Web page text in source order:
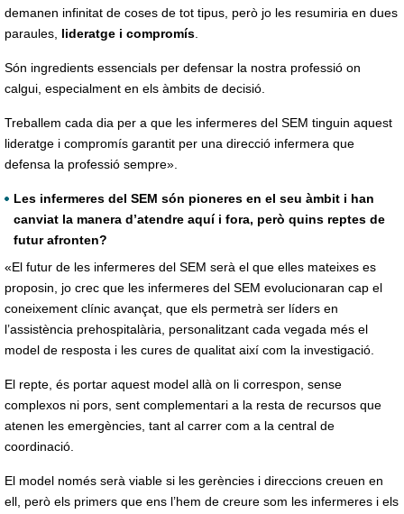
demanen infinitat de coses de tot tipus, però jo les resumiria en dues
paraules, lideratge i compromís.
Són ingredients essencials per defensar la nostra professió on
calgui, especialment en els àmbits de decisió.
Treballem cada dia per a que les infermeres del SEM tinguin aquest
lideratge i compromís garantit per una direcció infermera que
defensa la professió sempre».
Les infermeres del SEM són pioneres en el seu àmbit i han
canviat la manera d’atendre aquí i fora, però quins reptes de
futur afronten?
«El futur de les infermeres del SEM serà el que elles mateixes es
proposin, jo crec que les infermeres del SEM evolucionaran cap el
coneixement clínic avançat, que els permetrà ser líders en
l’assistència prehospitalària, personalitzant cada vegada més el
model de resposta i les cures de qualitat així com la investigació.
El repte, és portar aquest model allà on li correspon, sense
complexos ni pors, sent complementari a la resta de recursos que
atenen les emergències, tant al carrer com a la central de
coordinació.
El model només serà viable si les gerències i direccions creuen en
ell, però els primers que ens l’hem de creure som les infermeres i els